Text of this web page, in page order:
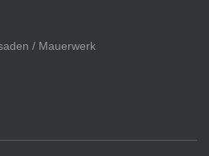
/ Mauerwerk